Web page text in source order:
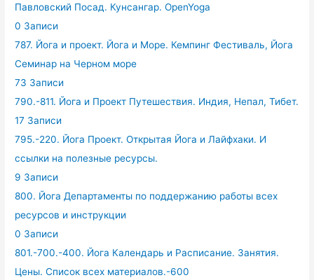
Павловский Посад. Кунсангар. OpenYoga
0 Записи
787. Йога и проект. Йога и Море. Кемпинг Фестиваль, Йога
Семинар на Черном море
73 Записи
790.-811. Йога и Проект Путешествия. Индия, Непал, Тибет.
17 Записи
795.-220. Йога Проект. Открытая Йога и Лайфхаки. И
ссылки на полезные ресурсы.
9 Записи
800. Йога Департаменты по поддержанию работы всех
ресурсов и инструкции
0 Записи
801.-700.-400. Йога Календарь и Расписание. Занятия.
Цены. Список всех материалов.-600